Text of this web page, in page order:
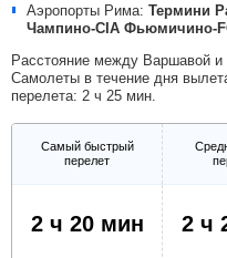
Аэропорты Рима: Термини
Чампино-CIA Фьюмичино-
Расстояние между Варшавой и
Самолеты в течение дня
перелета: 2 ч 25 мин.
Самый быстрый
перелет
2 ч 20 мин 2 ч